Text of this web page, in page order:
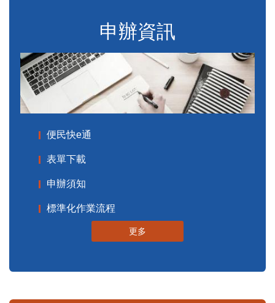
申辦資訊
便民快e通
表單下載
申辦須知
標準化作業流程
更多